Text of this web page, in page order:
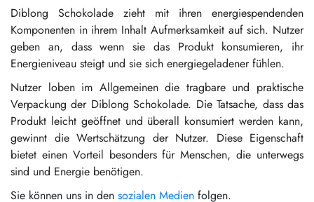
Diblong Schokolade zieht mit ihren energiespendenden
Komponenten in ihrem Inhalt Aufmerksamkeit auf sich. Nutzer
geben an, dass wenn sie das Produkt konsumieren, ihr
Energieniveau steigt und sie sich energiegeladener fühlen.
Nutzer loben im Allgemeinen die tragbare und praktische
Verpackung der Diblong Schokolade. Die Tatsache, dass das
Produkt leicht geöffnet und überall konsumiert werden kann,
gewinnt die Wertschätzung der Nutzer. Diese Eigenschaft
bietet einen Vorteil besonders für Menschen, die unterwegs
sind und Energie benötigen.
Sie können uns in den sozialen Medien folgen.